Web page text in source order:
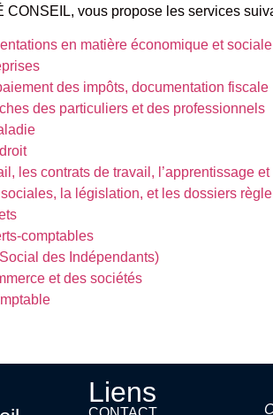
CONSEIL, vous propose les services
en matière économique et sociale
des impôts, documentation fiscale
des particuliers et des professionnels
les contrats de travail, l’apprentissage
la législation, et les dossiers
comptables
des Indépendants)
et des sociétés
Liens